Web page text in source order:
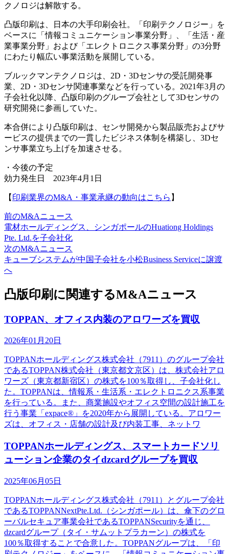
クノロジは解散する。
凸版印刷は、日本の大手印刷会社。「印刷テクノロジー」を
ベースに「情報コミュニケーション事業分野」、「生活・産
業事業分野」および「エレクトロニクス事業分野」の3分野
にわたり幅広い事業活動を展開している。
ブルックマンテクノロジは、2D・3Dセンサの受託開発事
業、2D・3Dセンサ関連事業などを行っている。2021年3月の
子会社化以降、凸版印刷のグループ会社として3Dセンサの
研究開発に参画していた。
本合併により凸版印刷は、センサ開発から製品販売およびサ
ービスの提供までの一貫したビジネス体制を構築し、3Dセ
ンサ事業立ち上げを加速させる。
・今後の予定
効力発生日 2023年4月1日
【 印刷業界のM&A・事業承継の動向はこちら 】
前のM&Aニュース
電材ホールディングス、シンガポールのHuationg Holdings
Pte. Ltd.を子会社化
次のM&Aニュース
キューブシステムが中国子会社を小松Business Serviceに譲渡
へ
凸版印刷に関連するM&Aニュース
TOPPAN、オフィス内装のアロワーズを買収
2026年01月20日
TOPPANホールディングス株式会社（7911）のグループ会社
であるTOPPAN株式会社（東京都文京区）は、株式会社アロ
ワーズ（東京都新宿区）の株式を100％取得し、子会社化し
た。TOPPANは、情報系・生活系・エレクトロニクス系事業
を行っている。また、商業施設やオフィス空間の設計施工を
行う事業「expace®」を2020年から展開している。アロワー
ズは、オフィス・店舗の設計及び内装工事、ネットワ
TOPPANホールディングス、スマートカードソリ
ューション企業のタイdzcardグループを買収
2025年06月05日
TOPPANホールディングス株式会社（7911）とグループ会社
であるTOPPANNextPte.Ltd.（シンガポール）は、傘下のグロ
ーバルセキュア事業会社であるTOPPANSecurityを通じ、
dzcardグループ（タイ・サムットプラカーン）の株式を
100％取得することで合意した。TOPPANグループは、「印